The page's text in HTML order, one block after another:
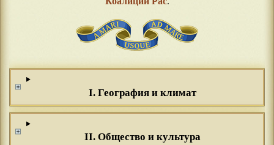
I. География и климат
II. Общество и культура